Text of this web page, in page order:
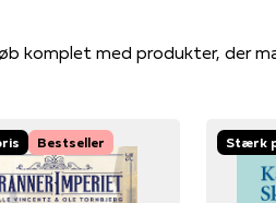
komplet med produkter, der
Bestseller Stærk